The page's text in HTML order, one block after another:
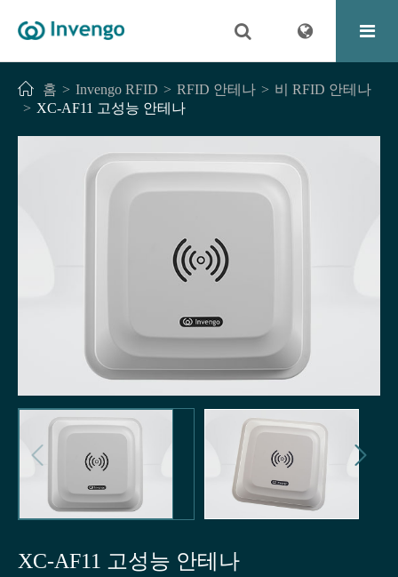
홈 Invengo RFID RFID 안테나
비 RFID 안테나
XC-AF11 고성능 안테나
 
XC-AF11 고성능 안테나